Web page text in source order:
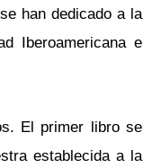
han dedicado a la
Iberoamericana e
El primer libro se
establecida a la